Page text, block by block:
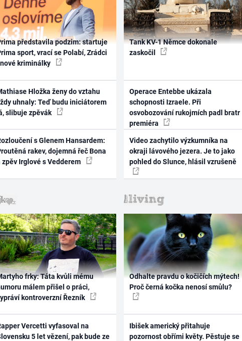
představila podzim: startuje
sport, vrací se Polabí, Zrádci
kriminálky
Hložka ženy do vztahu
uhnaly: Teď budu iniciátorem
slibuje zpěvák
s Glenem Hansardem:
rakev, dojemná řeč Bona
zpěv Irglové s Vedderem
Tank KV-1 Němce dokonale
zaskočil
Operace Entebbe ukázala
schopnosti Izraele. Při
osvobozování rukojmích padl bratr
premiéra
Video zachytilo výzkumníka na
okraji lávového jezera. Je to jako
pohled do Slunce, hlásil vzrušeně
frky: Táta kvůli mému
málem přišel o práci,
kontroverzní Řezník
Vercetti vyfasoval na
5 let vězení, pak bude ze
Odhalte pravdu o kočičích mýtech!
Proč černá kočka nenosí smůlu?
Ibišek americký přitahuje
pozornost obřími květy. Pěstuje se